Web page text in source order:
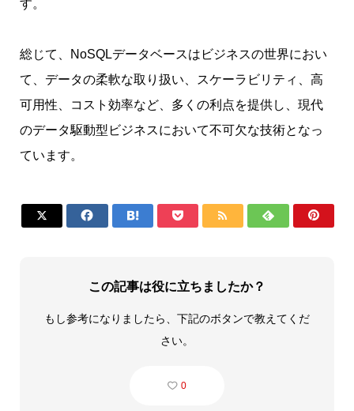
す。
総じて、NoSQLデータベースはビジネスの世界におい
て、データの柔軟な取り扱い、スケーラビリティ、高
可用性、コスト効率など、多くの利点を提供し、現代
のデータ駆動型ビジネスにおいて不可欠な技術となっ
ています。
      
この記事は役に立ちましたか？
もし参考になりましたら、下記のボタンで教えてくだ
さい。
0